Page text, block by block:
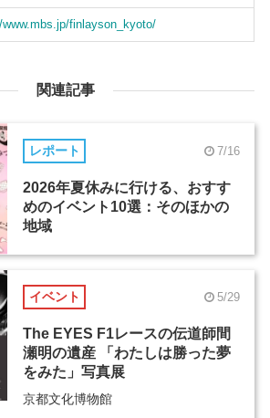
finlayson_kyoto/
関連記事
レポート 7/16
2026年夏休みに行ける、おすす
めのイベント10選：そのほかの
地域
イベント 5/29
The EYES F1レースの伝道師間
瀬明の遺産 「わたしは勝った夢
をみた」写真展
京都文化博物館